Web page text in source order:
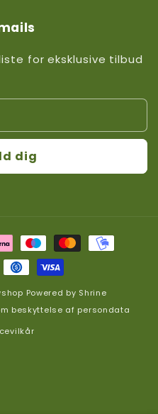
for eksklusive tilbud
dig
Powered by Shrine
beskyttelse af persondata